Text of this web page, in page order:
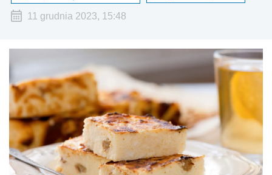
11 grudnia 2023, 15:48